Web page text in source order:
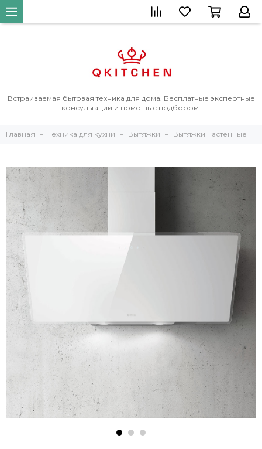
Встраиваемая бытовая техника для дома. Бесплатные экспертные
консультации и помощь с подбором.
Главная Техника для кухни Вытяжки Вытяжки настенные